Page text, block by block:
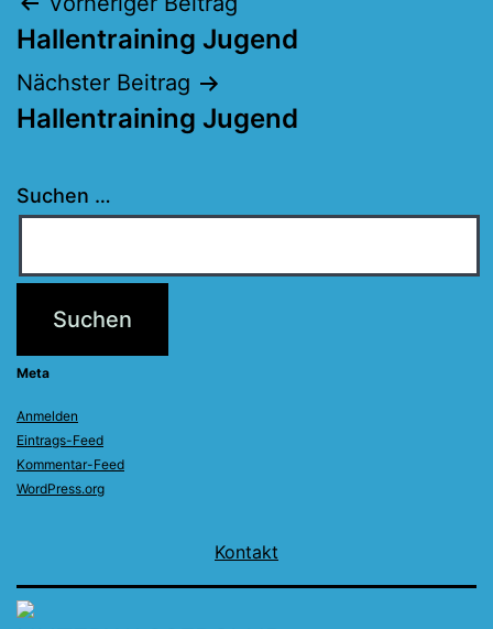
Hallentraining Jugend
Nächster Beitrag
Hallentraining Jugend
Suchen …
Meta
Anmelden
Eintrags-Feed
Kommentar-Feed
WordPress.org
Kontakt